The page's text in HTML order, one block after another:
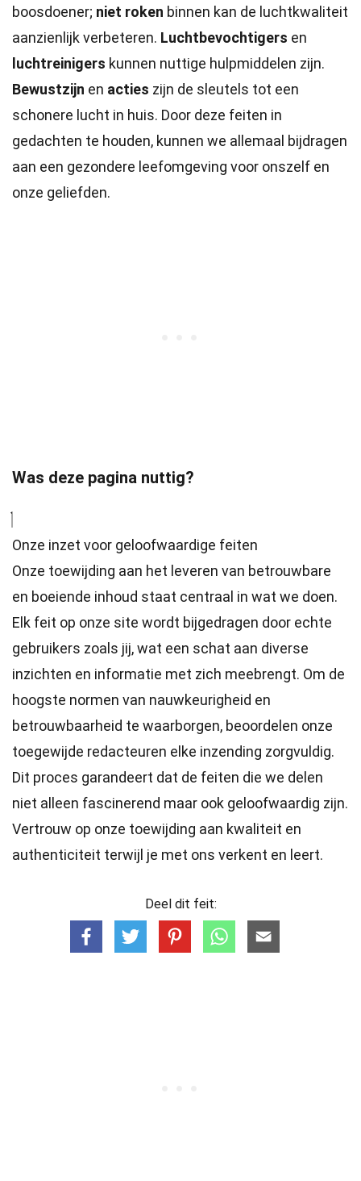
boosdoener; niet roken binnen kan de luchtkwaliteit
aanzienlijk verbeteren. Luchtbevochtigers en
luchtreinigers kunnen nuttige hulpmiddelen zijn.
Bewustzijn en acties zijn de sleutels tot een
schonere lucht in huis. Door deze feiten in
gedachten te houden, kunnen we allemaal bijdragen
aan een gezondere leefomgeving voor onszelf en
onze geliefden.
Was deze pagina nuttig?
Onze inzet voor geloofwaardige feiten
Onze toewijding aan het leveren van betrouwbare
en boeiende inhoud staat centraal in wat we doen.
Elk feit op onze site wordt bijgedragen door echte
gebruikers zoals jij, wat een schat aan diverse
inzichten en informatie met zich meebrengt. Om de
hoogste normen van nauwkeurigheid en
betrouwbaarheid te waarborgen, beoordelen onze
toegewijde redacteuren elke inzending zorgvuldig.
Dit proces garandeert dat de feiten die we delen
niet alleen fascinerend maar ook geloofwaardig zijn.
Vertrouw op onze toewijding aan kwaliteit en
authenticiteit terwijl je met ons verkent en leert.
Deel dit feit: